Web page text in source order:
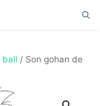
ball / Son gohan de